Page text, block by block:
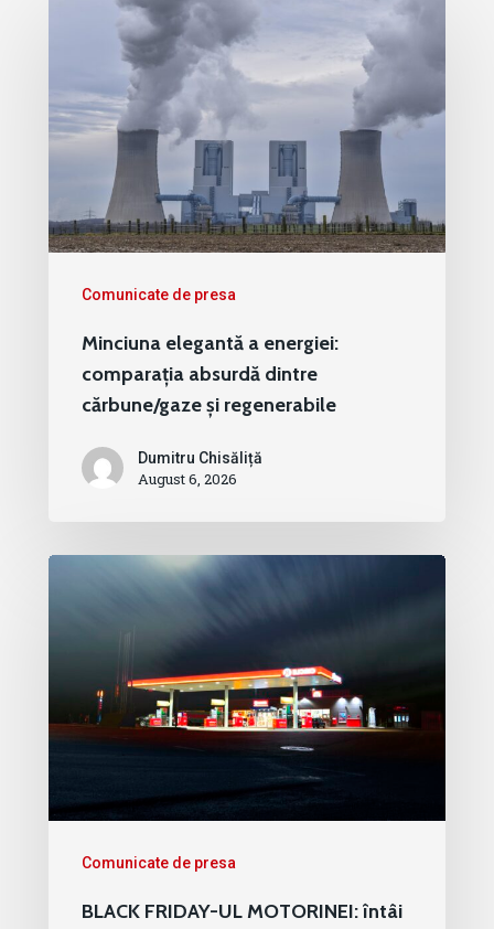
Comunicate de presa
Minciuna elegantă a energiei:
comparația absurdă dintre
cărbune/gaze și regenerabile
Dumitru Chisăliță
August 6, 2026
Comunicate de presa
BLACK FRIDAY-UL MOTORINEI: întâi